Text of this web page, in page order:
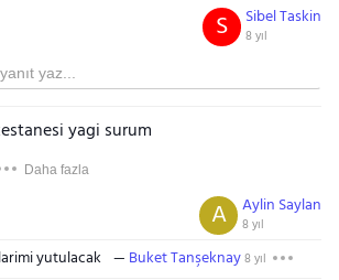
Sibel Taskin
8 yıl
S
yagi surum
Daha fazla
Aylin Saylan
8 yıl
A
yutulacak Buket Tanşeknay8 yıl